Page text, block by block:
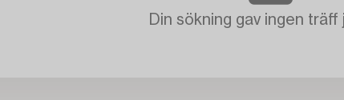
Din sökning gav ingen träff